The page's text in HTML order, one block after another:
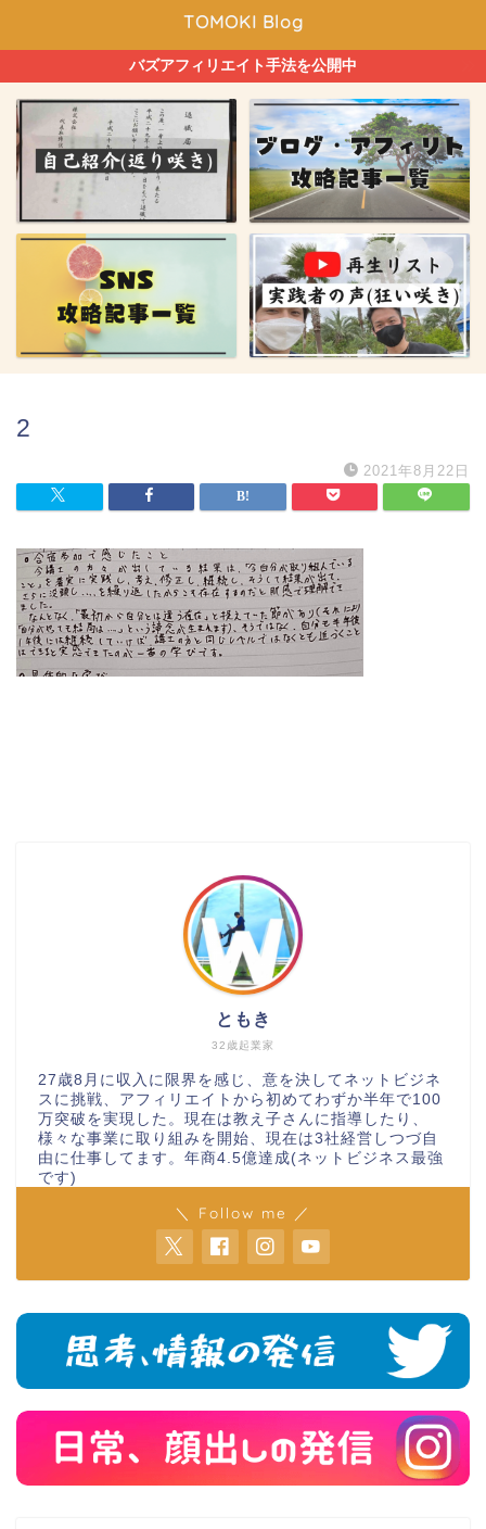
TOMOKI Blog
バズアフィリエイト手法を公開中
2
2021年8月22日
32歳起業家
ともき
27歳8月に収入に限界を感じ、意を決してネットビジネ
スに挑戦、アフィリエイトから初めてわずか半年で100
万突破を実現した。現在は教え子さんに指導したり、
様々な事業に取り組みを開始、現在は3社経営しつづ自
由に仕事してます。年商4.5億達成(ネットビジネス最強
です)
＼ Follow me ／